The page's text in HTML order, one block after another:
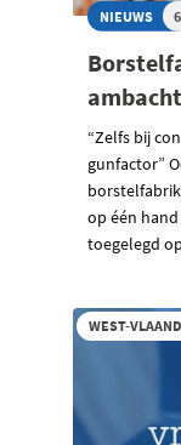
NIEUWS
“Zelfs bij
gunfactor”
op één
toegelegd
WEST-